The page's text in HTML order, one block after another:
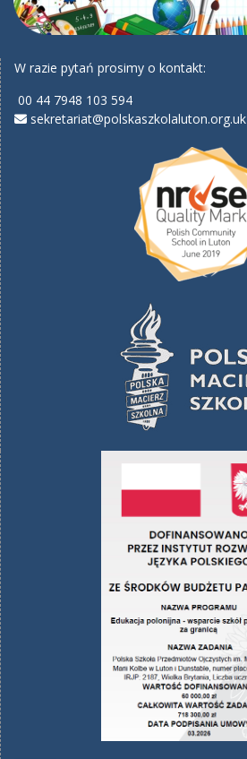
W razie pytań prosimy o kontakt:
00 44 7948 103 594
sekretariat@polskaszkolaluton.org.uk